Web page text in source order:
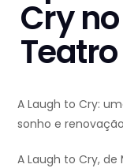
Cry
A Laugh to Cry:
sonho e renovação
A Laugh to Cry, de